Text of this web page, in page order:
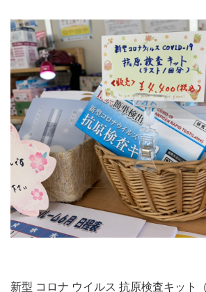
新型 コロナ ウイルス 抗原検査キット